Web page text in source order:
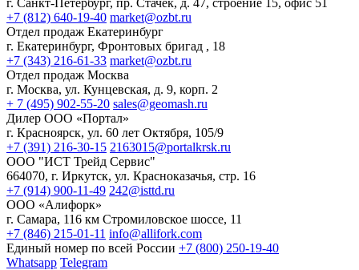
+7 (812) 640-19-40 market@ozbt.ru
Отдел продаж Екатеринбург
г. Екатеринбург, Фронтовых бригад , 18
+7 (343) 216-61-33 market@ozbt.ru
Отдел продаж Москва
г. Москва, ул. Кунцевская, д. 9, корп. 2
+ 7 (495) 902-55-20 sales@geomash.ru
Дилер ООО «Портал»
г. Красноярск, ул. 60 лет Октября, 105/9
+7 (391) 216-30-15 2163015@portalkrsk.ru
ООО "ИСТ Трейд Сервис"
664070, г. Иркутск, ул. Красноказачья, стр. 16
+7 (914) 900-11-49 242@isttd.ru
ООО «Алифорк»
г. Самара, 116 км Стромиловское шоссе, 11
+7 (846) 215-01-11 info@allifork.com
Единый номер по всей России +7 (800) 250-19-40
Whatsapp Telegram